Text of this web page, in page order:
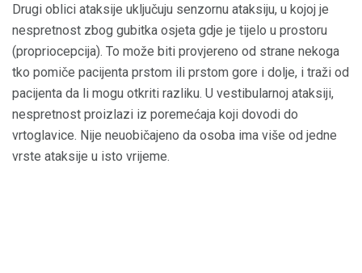
Drugi oblici ataksije uključuju senzornu ataksiju, u kojoj je
nespretnost zbog gubitka osjeta gdje je tijelo u prostoru
(propriocepcija). To može biti provjereno od strane nekoga
tko pomiče pacijenta prstom ili prstom gore i dolje, i traži od
pacijenta da li mogu otkriti razliku. U vestibularnoj ataksiji,
nespretnost proizlazi iz poremećaja koji dovodi do
vrtoglavice. Nije neuobičajeno da osoba ima više od jedne
vrste ataksije u isto vrijeme.